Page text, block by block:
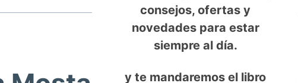
consejos, ofertas y
novedades para estar
siempre al día.
y te mandaremos el libro